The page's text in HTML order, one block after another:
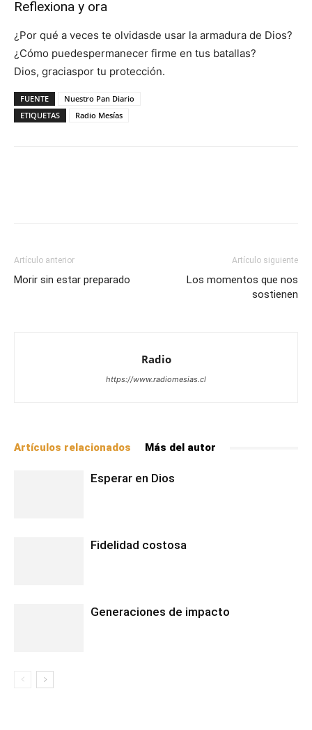
Reflexiona y ora
¿Por qué a veces te olvidasde usar la armadura de Dios?
¿Cómo puedespermanecer firme en tus batallas?
Dios, graciaspor tu protección.
FUENTE
Nuestro Pan Diario
ETIQUETAS
Radio Mesías
Artículo anterior
Morir sin estar preparado
Artículo siguiente
Los momentos que nos
sostienen
Radio
https://www.radiomesias.cl
Artículos relacionados Más del autor
Esperar en Dios
Fidelidad costosa
Generaciones de impacto